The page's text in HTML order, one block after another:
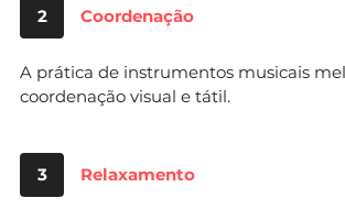
2 Coordenação
A prática de instrumentos musicais
coordenação visual e tátil.
3 Relaxamento